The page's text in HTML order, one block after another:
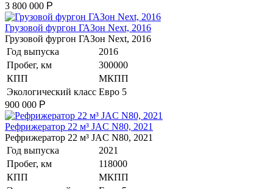
3 800 000 Р
Грузовой фургон ГАЗон Next, 2016
Грузовой фургон ГАЗон Next, 2016
Год выпуска
2016
Пробег, км
300000
КПП
МКПП
Экологический класс Евро 5
900 000 Р
Рефрижератор 22 м³ JAC N80, 2021
Рефрижератор 22 м³ JAC N80, 2021
Год выпуска
2021
Пробег, км
118000
КПП
МКПП